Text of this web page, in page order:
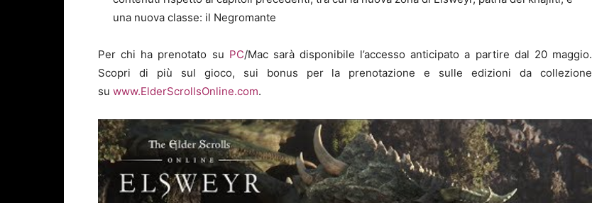
una nuova classe: il Negromante
Per chi ha prenotato su PC/Mac sarà disponibile l’accesso anticipato a partire dal 20 maggio.
Scopri di più sul gioco, sui bonus per la prenotazione e sulle edizioni da collezione
su www.ElderScrollsOnline.com.